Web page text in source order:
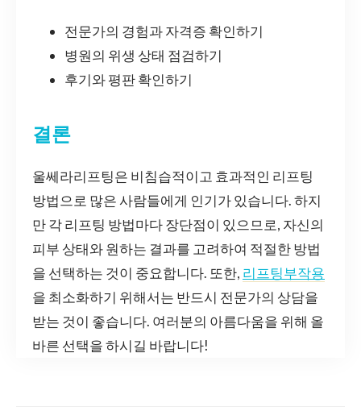
전문가의 경험과 자격증 확인하기
병원의 위생 상태 점검하기
후기와 평판 확인하기
결론
울쎄라리프팅은 비침습적이고 효과적인 리프팅
방법으로 많은 사람들에게 인기가 있습니다. 하지
만 각 리프팅 방법마다 장단점이 있으므로, 자신의
피부 상태와 원하는 결과를 고려하여 적절한 방법
을 선택하는 것이 중요합니다. 또한, 리프팅부작용
을 최소화하기 위해서는 반드시 전문가의 상담을
받는 것이 좋습니다. 여러분의 아름다움을 위해 올
바른 선택을 하시길 바랍니다!